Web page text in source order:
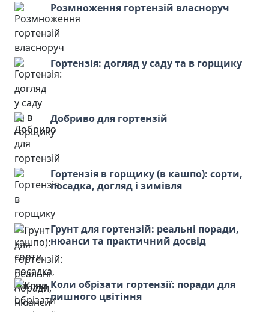
Розмноження гортензій власноруч
Гортензія: догляд у саду та в горщику
Добриво для гортензій
Гортензія в горщику (в кашпо): сорти,
посадка, догляд і зимівля
Грунт для гортензій: реальні поради,
нюанси та практичний досвід
Коли обрізати гортензії: поради для
пишного цвітіння